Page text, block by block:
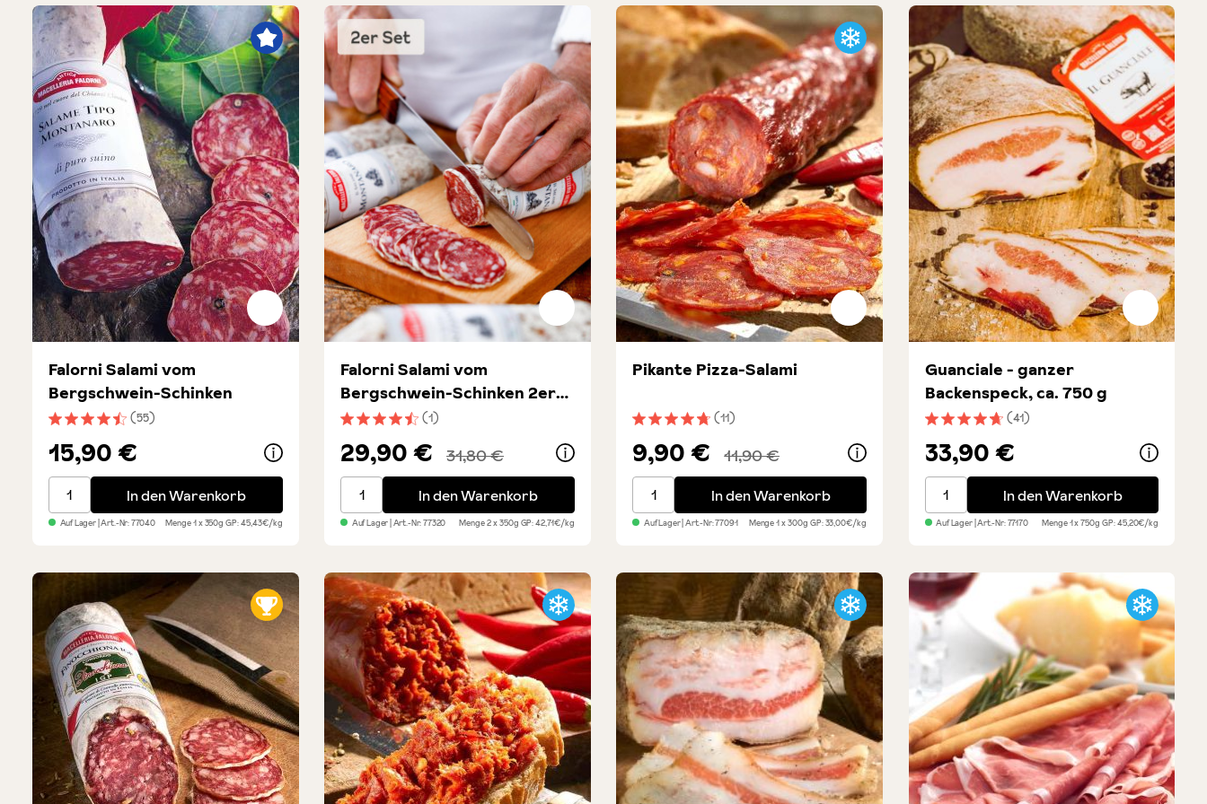
Durchschnittliche Bewertung von 4.5 von 5 Sternen
(55)
Falorni Salami vom
Bergschwein-Schinken
15,90 €
Falorni Salami vom Bergschwein-Schinken
In den Warenkorb
Auf Lager| Art.-Nr:77040 Menge1 x 350gGP: 45,43€/kg
Durchschnittliche Bewertung von 4.5 von 5 Sternen
(1)
Falorni Salami vom
Bergschwein-Schinken 2er
Set
29,90 € 31,80 €
Falorni Salami vom Bergschwein-Schinken 2er Set
In den Warenkorb
Auf Lager| Art.-Nr:77320 Menge2 x 350g GP: 42,71€/kg
Durchschnittliche Bewertung von 4.6 von 5 Sternen
(11)
Pikante Pizza-Salami
9,90 € 11,90 €
Pikante Pizza-SalamiIn den Warenkorb
Auf Lager| Art.-Nr:77091 Menge1 x 300g GP: 33,00€/kg
Durchschnittliche Bewertung von 4.8 von
(41)
Guanciale - ganzer
Backenspeck, ca. 750 g
33,90 €
Guanciale - ganzer Backenspeck, ca. 750 g
In den Warenkorb
Auf Lager| Art.-Nr:77170 Menge1 x 750gGP: 45,20€/kg